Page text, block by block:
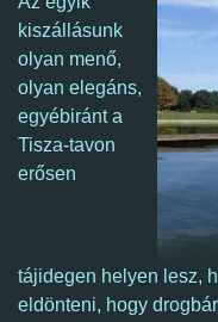
kiszállásunk
olyan menő,
olyan elegáns,
egyébiránt a
Tisza-tavon
erősen
tájidegen helyen lesz,
eldönteni, hogy